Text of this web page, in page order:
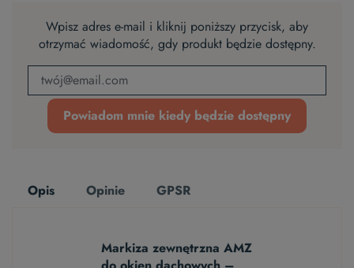
Wpisz adres e-mail i kliknij poniższy przycisk, aby
otrzymać wiadomość, gdy produkt będzie dostępny.
Powiadom mnie kiedy będzie dostępny
Opis Opinie GPSR
Markiza zewnętrzna AMZ